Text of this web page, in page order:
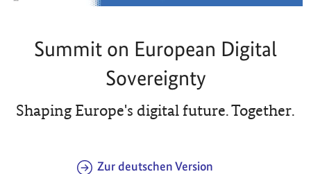
Summit on European Digital
Sovereignty
Shaping Europe's digital future. Together.
Zur deutschen Version